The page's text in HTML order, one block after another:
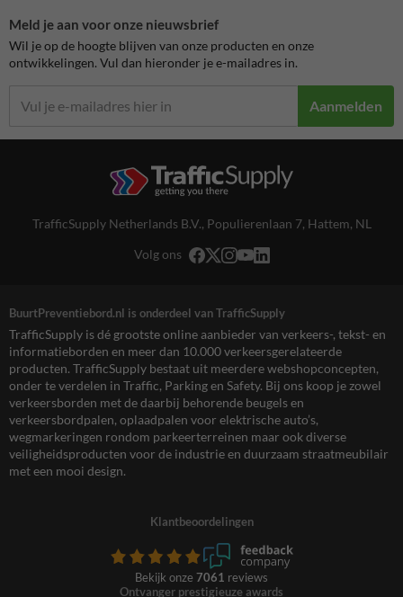
Meld je aan voor onze nieuwsbrief
Wil je op de hoogte blijven van onze producten en onze
ontwikkelingen. Vul dan hieronder je e-mailadres in.
Aanmelden
TrafficSupply Netherlands B.V., Populierenlaan 7, Hattem, NL
Volg ons
BuurtPreventiebord.nl is onderdeel van TrafficSupply
TrafficSupply is dé grootste online aanbieder van verkeers-, tekst- en
informatieborden en meer dan 10.000 verkeersgerelateerde
producten. TrafficSupply bestaat uit meerdere webshopconcepten,
onder te verdelen in Traffic, Parking en Safety. Bij ons koop je zowel
verkeersborden met de daarbij behorende beugels en
verkeersbordpalen, oplaadpalen voor elektrische auto’s,
wegmarkeringen rondom parkeerterreinen maar ook diverse
veiligheidsproducten voor de industrie en duurzaam straatmeubilair
met een mooi design.
Klantbeoordelingen
Bekijk onze 7061 reviews
Ontvanger prestigieuze awards